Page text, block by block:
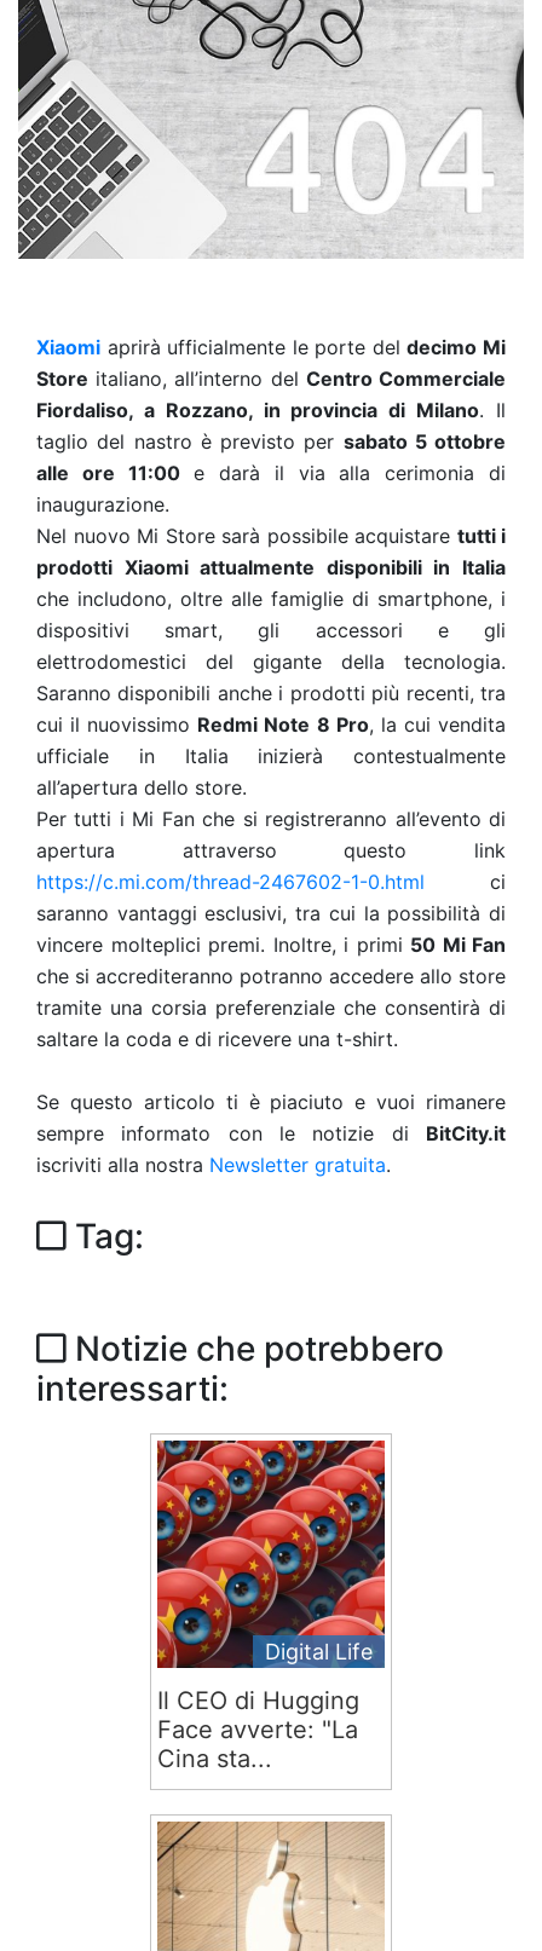
Xiaomi aprirà ufficialmente le porte deldecimo Mi
Store italiano, all’interno del Centro Commerciale
Fiordaliso, a Rozzano, in provincia di Milano. Il
taglio del nastro è previsto per sabato 5 ottobre
alle ore 11:00e darà il via alla cerimonia di
inaugurazione.
Nel nuovo Mi Store sarà possibile acquistare tutti i
prodotti Xiaomi attualmente disponibili in Italia
che includono, oltre alle famiglie di smartphone, i
dispositivi smart, gli accessori e gli
elettrodomestici del gigante della tecnologia.
Saranno disponibili anche i prodotti più recenti, tra
cui il nuovissimo Redmi Note 8 Pro, la cui vendita
ufficiale in Italia inizierà contestualmente
all’apertura dello store.
Per tutti i Mi Fan che si registreranno all’evento di
apertura attraverso questo link
https://c.mi.com/thread-2467602-1-0.html ci
saranno vantaggi esclusivi, tra cui la possibilità di
vincere molteplici premi. Inoltre, i primi 50 Mi Fan
che si accrediteranno potranno accedere allo store
tramite una corsia preferenziale che consentirà di
saltare la coda e di ricevere una t-shirt.
Se questo articolo ti è piaciuto e vuoi rimanere
sempre informato con le notizie di BitCity.it
iscriviti alla nostra Newsletter gratuita.
Tag:
Notizie che potrebbero
interessarti:
Digital Life
Il CEO di Hugging
Face avverte: "La
Cina sta...